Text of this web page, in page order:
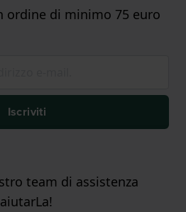
ordine di minimo 75 euro
Iscriviti
team di assistenza